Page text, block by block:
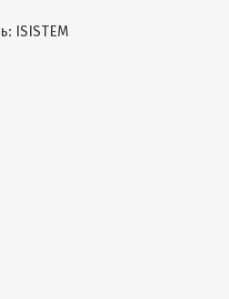
ISISTEM